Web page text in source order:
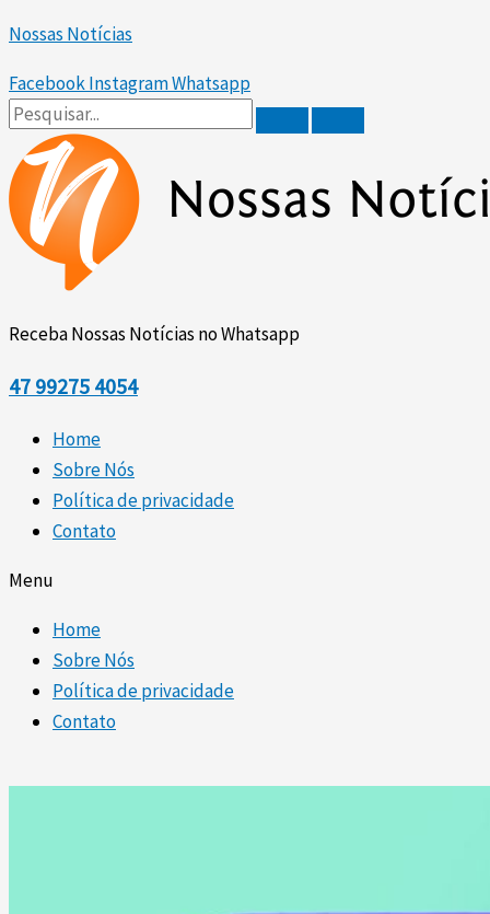
para
o
conteúdo
Nossas Notícias
FacebookInstagramWhatsapp
Receba Nossas Notícias no Whatsapp
47 99275 4054
Home
Sobre Nós
Política de privacidade
Contato
Menu
Home
Sobre Nós
Política de privacidade
Contato
Up